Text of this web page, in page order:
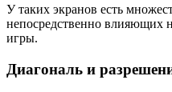
У таких экранов есть
непосредственно влияющих
игры.
Диагональ и